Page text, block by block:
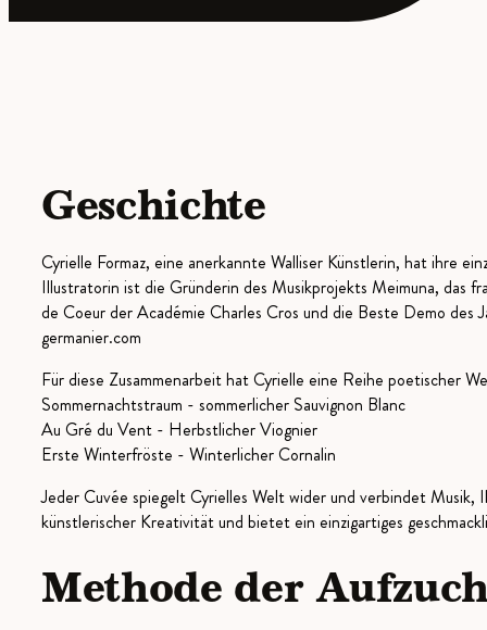
Geschichte
Cyrielle Formaz, eine anerkannte Walliser Künstlerin, hat ihre
Illustratorin ist die Gründerin des Musikprojekts Meimuna, das
de Coeur der Académie Charles Cros und die Beste Demo des
germanier.com
Für diese Zusammenarbeit hat Cyrielle eine Reihe poetischer
Sommernachtstraum - sommerlicher Sauvignon Blanc
Au Gré du Vent - Herbstlicher Viognier
Erste Winterfröste - Winterlicher Cornalin
Jeder Cuvée spiegelt Cyrielles Welt wider und verbindet
künstlerischer Kreativität und bietet ein einzigartiges
Methode der